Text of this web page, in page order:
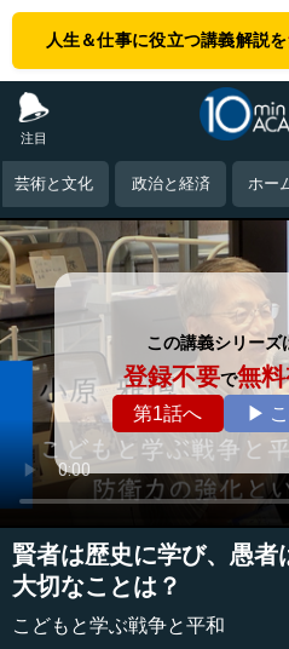
人生＆仕事に役立つ講義解説を
注目
芸術と文化 政治と経済 ホー
この講義シリーズ
登録不要で無
第1話へ ▶
賢者は歴史に学び、愚
大切なことは？
こどもと学ぶ戦争と平和